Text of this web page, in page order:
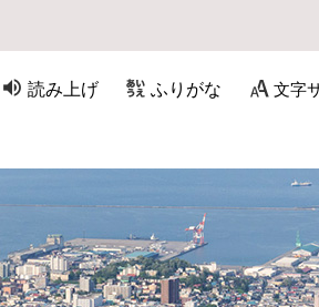
読み上げ ふりがな 文字